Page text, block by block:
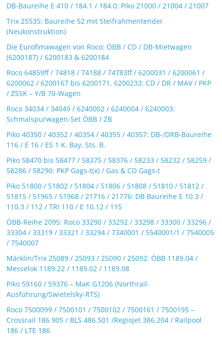
DB-Baureihe E 410 / 184.1 / 184.0: Piko 21000 / 21004 / 21007
Trix 25535: Baureihe 52 mit Steifrahmentender
(Neukonstruktion)
Die Eurofimawagen von Roco: ÖBB / CD / DB-Mietwagen
(6200187) / 6200183 & 6200184
Roco 64859ff / 74818 / 74188 / 74783ff / 6200031 / 6200061 /
6200062 / 6200167 bis 6200171, 6200233: CD / DR / MAV / PKP
/ ZSSK – Y/B 70-Wagen
Roco 34034 / 34049 / 6240002 / 6240004 / 6240003:
Schmalspurwagen-Set ÖBB / ZB
Piko 40350 / 40352 / 40354 / 40355 / 40357: DB-/DRB-Baureihe
116 / E 16 / ES 1 K. Bay. Sts. B.
Piko 58470 bis 58477 / 58375 / 58376 / 58233 / 58232 / 58259 /
58286 / 58290: PKP Gags-t(x) / Gas & CD Gags-t
Piko 51800 / 51802 / 51804 / 51806 / 51808 / 51810 / 51812 /
51815 / 51965 / 51968 / 21716 / 21776: DB Baureihe E 10.3 /
110.3 / 112 / TRI 110 / E 10.12 / 115
ÖBB-Reihe 2095: Roco 33290 / 33292 / 33298 / 33300 / 33296 /
33304 / 33319 / 33321 / 33294 / 7340001 / 5540001/1 / 7540005
/ 7540007
Märklin/Trix 25089 / 25093 / 25090 / 25092: ÖBB 1189.04 /
Messelok 1189.22 / 1189.02 / 1189.08
Piko 59160 / 59376 – MaK G1206 (Northrail-
Ausführung/Swietelsky-RTS)
Roco 7500099 / 7500101 / 7500102 / 7500161 / 7500195 –
Crossrail 186 905 / BLS 486.501 /Regiojet 386.204 / Railpool
186 / LTE 186